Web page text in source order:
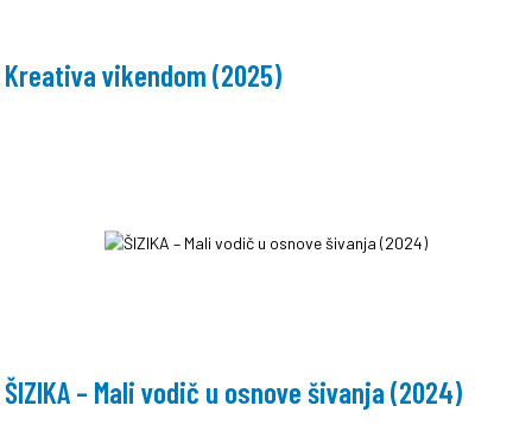
Kreativa vikendom (2025)
ŠIZIKA – Mali vodič u osnove šivanja (2024)